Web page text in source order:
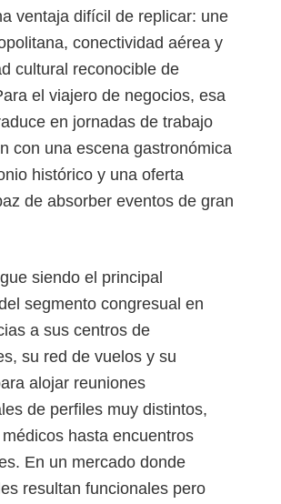
ventaja difícil de replicar: une
conectividad aérea y
cultural reconocible de
el viajero de negocios, esa
en jornadas de trabajo
con una escena gastronómica
histórico y una oferta
de absorber eventos de gran
siendo el principal
segmento congresual en
a sus centros de
su red de vuelos y su
alojar reuniones
de perfiles muy distintos,
hasta encuentros
En un mercado donde
resultan funcionales pero